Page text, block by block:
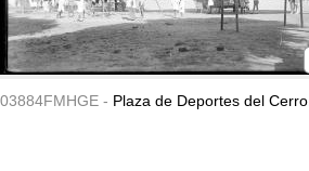
03884FMHGE - Plaza de Deportes del Cerro.